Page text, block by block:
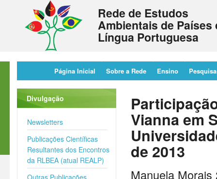
Rede de Estudos
Ambientais de Países
Língua Portuguesa
Página Inicial Sobre a Rede Ensino Pesquisa
Divulgação
Newsletters
Publicações Científicas
Resultantes dos Encontros
da RLBEA (atual REALP)
Vianna em
de 2013
Manuela